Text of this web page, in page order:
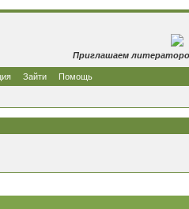
Приглашаем
Зайти Помощь